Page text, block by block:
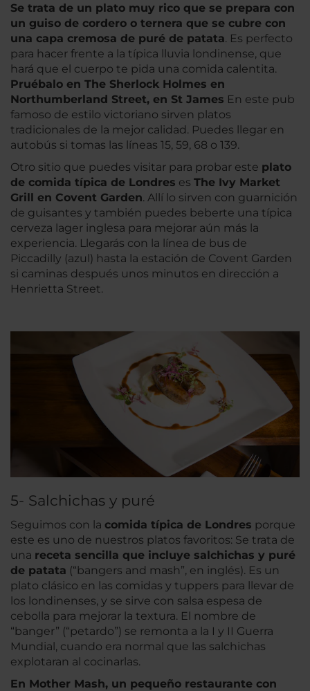
Se trata de un plato muy rico que se prepara con
un guiso de cordero o ternera que se cubre con
una capa cremosa de puré de patata. Es perfecto
para hacer frente a la típica lluvia londinense, que
hará que el cuerpo te pida una comida calentita.
Pruébalo en The Sherlock Holmes en
Northumberland Street, en St James En este pub
famoso de estilo victoriano sirven platos
tradicionales de la mejor calidad. Puedes llegar en
autobús si tomas las líneas 15, 59, 68 o 139.
Otro sitio que puedes visitar para probar este plato
de comida típica de Londres es The Ivy Market
Grill en Covent Garden. Allí lo sirven con guarnición
de guisantes y también puedes beberte una típica
cerveza lager inglesa para mejorar aún más la
experiencia. Llegarás con la línea de bus de
Piccadilly (azul) hasta la estación de Covent Garden
si caminas después unos minutos en dirección a
Henrietta Street.
5- Salchichas y puré
Seguimos con la comida típica de Londres porque
este es uno de nuestros platos favoritos: Se trata de
una receta sencilla que incluye salchichas y puré
de patata (“bangers and mash”, en inglés). Es un
plato clásico en las comidas y tuppers para llevar de
los londinenses, y se sirve con salsa espesa de
cebolla para mejorar la textura. El nombre de
“banger” (“petardo”) se remonta a la I y II Guerra
Mundial, cuando era normal que las salchichas
explotaran al cocinarlas.
En Mother Mash, un pequeño restaurante con